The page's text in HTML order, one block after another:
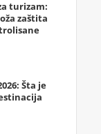
turizam:
zaštita
Šta je